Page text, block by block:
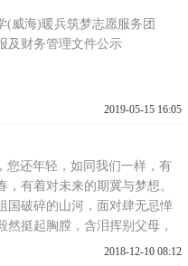
着提前为老
(威海)暖兵筑梦志愿服务团
及财务管理文件公示
2019-05-15 16:05
您还年轻，如同我们一样，有
，有着对未来的期冀与梦想。
国破碎的山河，面对肆无忌惮
然挺起胸膛，含泪挥别父母，
的战场。而如今，硝烟早已散
2018-12-10 08:12